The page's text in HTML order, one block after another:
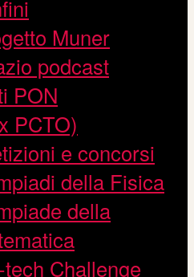
Muner
podcast
PON
PCTO)
e concorsi
della Fisica
della
Challenge